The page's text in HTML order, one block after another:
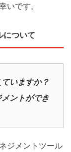
いです。
について
いますか？
ントができ
ジメントツール